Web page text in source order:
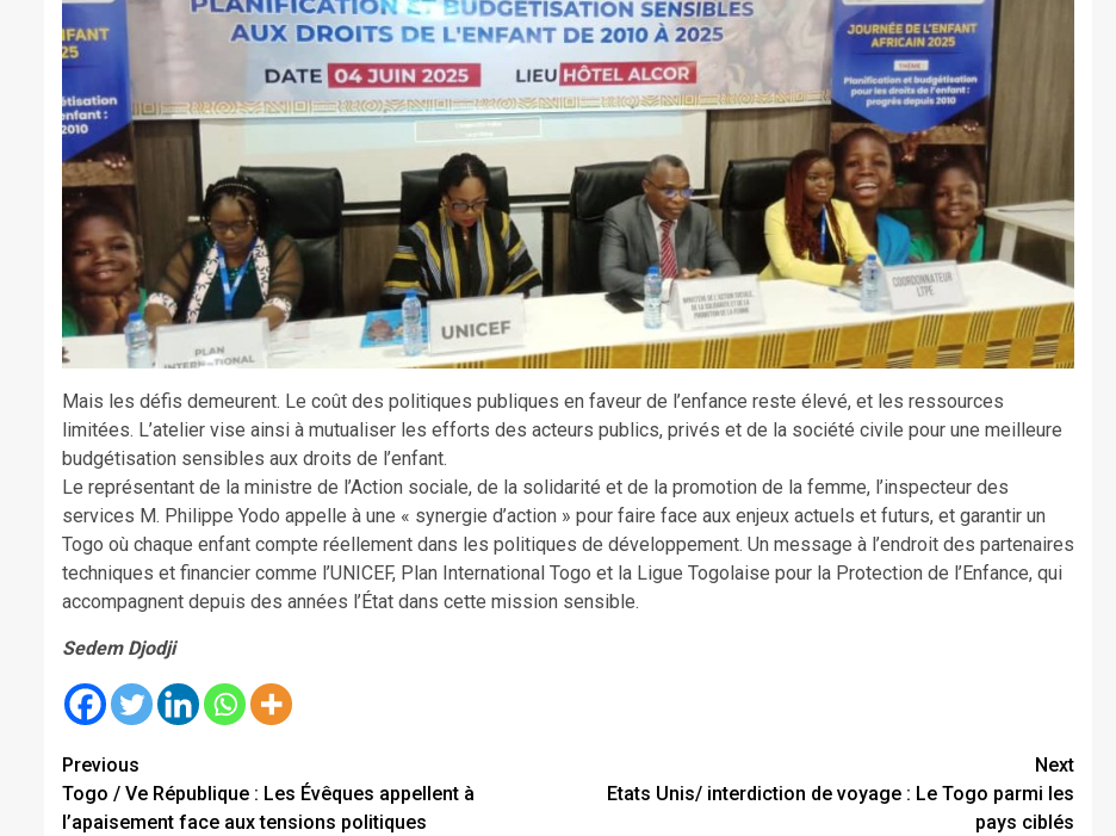
Mais les défis demeurent. Le coût des politiques publiques en faveur de l’enfance reste élevé, et les ressources
limitées. L’atelier vise ainsi à mutualiser les efforts des acteurs publics, privés et de la société civile pour une meilleure
budgétisation sensibles aux droits de l’enfant.
Le représentant de la ministre de l’Action sociale, de la solidarité et de la promotion de la femme, l’inspecteur des
services M. Philippe Yodo appelle à une « synergie d’action » pour faire face aux enjeux actuels et futurs, et garantir un
Togo où chaque enfant compte réellement dans les politiques de développement. Un message à l’endroit des partenaires
techniques et financier comme l’UNICEF, Plan International Togo et la Ligue Togolaise pour la Protection de l’Enfance, qui
accompagnent depuis des années l’État dans cette mission sensible.
Sedem Djodji
Continue
Reading
Previous
Togo / Ve République : Les Évêques appellent à
l’apaisement face aux tensions politiques
Next
Etats Unis/ interdiction de voyage : Le Togo parmi les
pays ciblés